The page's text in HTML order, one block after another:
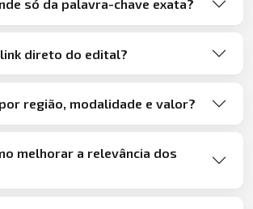
só da palavra-chave exata?
direto do edital?
região, modalidade e valor?
melhorar a relevância dos